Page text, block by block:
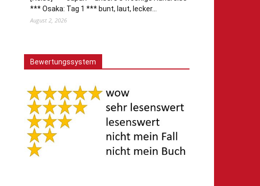
*** Osaka: Tag 1 *** bunt, laut, lecker…
August 2, 2026
Bewertungssystem